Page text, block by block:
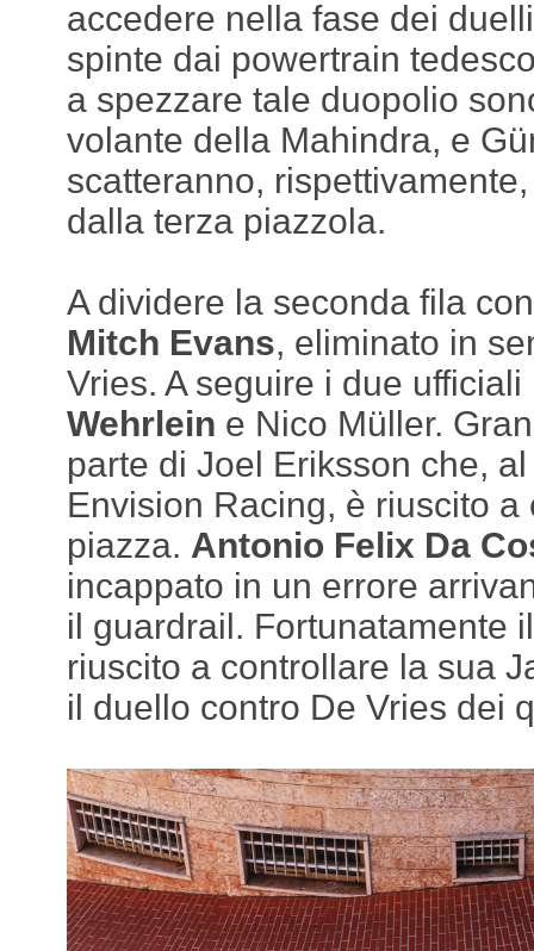
accedere nella fase dei
spinte dai powertrain
a spezzare tale duopolio
volante della Mahindra, e
scatteranno,
dalla terza piazzola.
A dividere la seconda fila
Mitch Evans, eliminato in
Vries. A seguire i due
Wehrlein e Nico Müller.
parte di Joel Eriksson che,
Envision Racing, è riuscito
piazza. Antonio Felix Da
incappato in un errore
il guardrail. Fortunatamente
riuscito a controllare la sua
il duello contro De Vries dei